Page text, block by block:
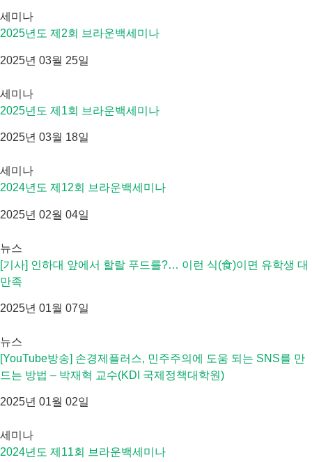
세미나
2025년도 제2회 브라운백세미나
2025년 03월 25일
세미나
2025년도 제1회 브라운백세미나
2025년 03월 18일
세미나
2024년도 제12회 브라운백세미나
2025년 02월 04일
뉴스
[기사] 인하대 앞에서 할랄 푸드를?… 이런 식(食)이면 유학생 대
만족
2025년 01월 07일
뉴스
[YouTube방송] 손경제플러스, 민주주의에 도움 되는 SNS를 만
드는 방법 – 박재혁 교수(KDI 국제정책대학원)
2025년 01월 02일
세미나
2024년도 제11회 브라운백세미나